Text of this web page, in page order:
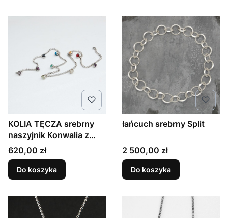
KOLIA TĘCZA srebrny
naszyjnik Konwalia z
kamieniami kolorowymi
Cena
620,00 zł
Do koszyka
łańcuch srebrny Split
Cena
2 500,00 zł
Do koszyka